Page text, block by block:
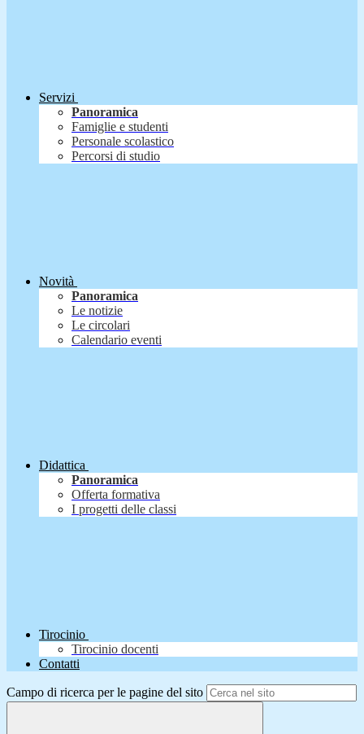
Servizi
Panoramica
Famiglie e studenti
Personale scolastico
Percorsi di studio
Novità
Panoramica
Le notizie
Le circolari
Calendario eventi
Didattica
Panoramica
Offerta formativa
I progetti delle classi
Tirocinio
Tirocinio docenti
Contatti
Campo di ricerca per le pagine del sito